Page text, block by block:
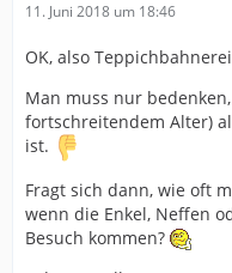
11. Juni 2018 um 18:46
OK, also
Man muss nur
fortschreitendem Alter)
ist.
Fragt sich dann, wie oft
wenn die Enkel, Neffen
Besuch kommen?